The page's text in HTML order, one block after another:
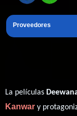
Proveedores
La películas
Kanwar y